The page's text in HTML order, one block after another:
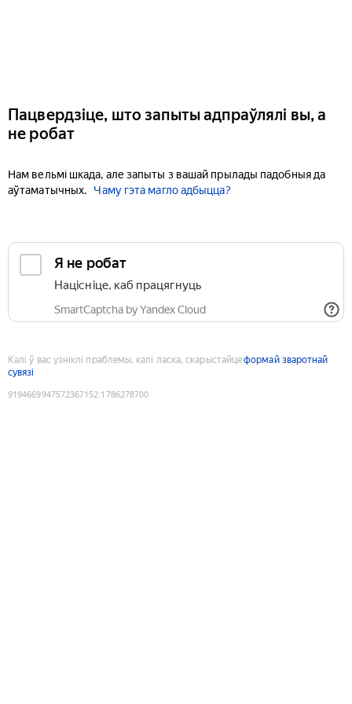
Пацвердзіце, што запыты адпраўлялі вы, а
не робат
Нам вельмі шкада, але запыты з вашай прылады падобныя да
аўтаматычных.
Чаму гэта магло адбыцца?
Я не робат
Націсніце, каб працягнуць
SmartCaptcha by Yandex Cloud
Калі ў вас узніклі праблемы, калі ласка, скарыстайцеформай зваротнай
сувязі
9194669947572367152:1786278700